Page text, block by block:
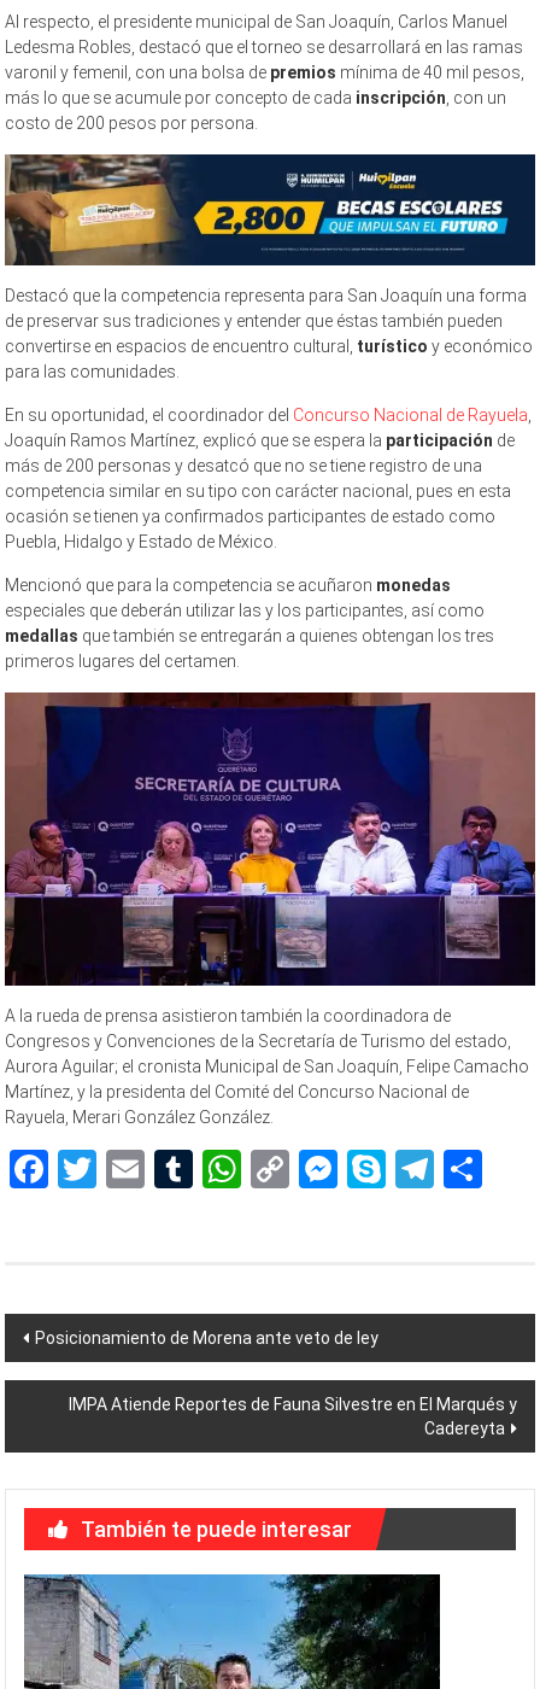
Al respecto, el presidente municipal de San Joaquín, Carlos Manuel
Ledesma Robles, destacó que el torneo se desarrollará en las ramas
varonil y femenil, con una bolsa de premios mínima de 40 mil pesos,
más lo que se acumule por concepto de cada inscripción , con un
costo de 200 pesos por persona.
Destacó que la competencia representa para San Joaquín una forma
de preservar sus tradiciones y entender que éstas también pueden
convertirse en espacios de encuentro cultural, turístico y económico
para las comunidades.
En su oportunidad, el coordinador del Concurso Nacional de Rayuela
Joaquín Ramos Martínez, explicó que se espera la participación de
más de 200 personas y desatcó que no se tiene registro de una
competencia similar en su tipo con carácter nacional, pues en esta
ocasión se tienen ya confirmados participantes de estado como
Puebla, Hidalgo y Estado de México.
Mencionó que para la competencia se acuñaron monedas
especiales que deberán utilizar las y los participantes, así como
medallas que también se entregarán a quienes obtengan los tres
primeros lugares del certamen.
A la rueda de prensa asistieron también la coordinadora de
Congresos y Convenciones de la Secretaría de Turismo del estado,
Aurora Aguilar; el cronista Municipal de San Joaquín, Felipe Camacho
Martínez, y la presidenta del Comité del Concurso Nacional de
Rayuela, Merari González González.
Facebook
Twitter
EmailTumblr
WhatsApp
CopyMessenger
Skype
Navegación
de
entradas
Posicionamiento de Morena ante veto de ley
IMPA Atiende Reportes de Fauna Silvestre en El Marqués y
Cadereyta
También te puede interesar